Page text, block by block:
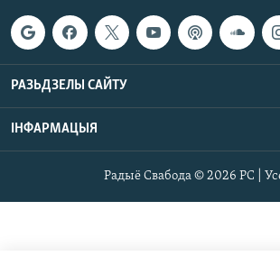
РАЗЬДЗЕЛЫ САЙТУ
ІНФАРМАЦЫЯ
Радыё Свабода © 2026 РС |